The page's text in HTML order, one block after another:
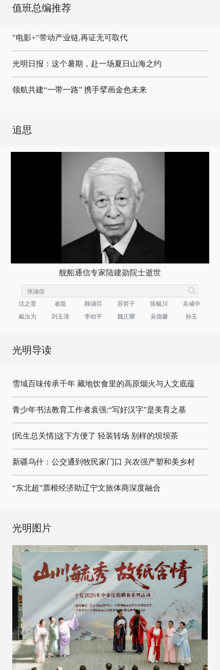
值班总编推荐
"电影+"带动产业链,再证无可取代
光明日报：这个暑期，赴一场夏日山海之约
领航共建“一带一路” 携手擘画金色未来
追思
舰船通信专家陆建勋院士逝世
沈之荃 崔崑 顾诵芬 苏哲子 陈毓川
吴咸中
戴汝为
刘玉清 李幼平 魏正耀 吴德馨 孙玉
光明导读
雪域百味传承千年 藏地饮食里的高原烟火与人文底蕴
青少年书法教育工作者袁强:“写好汉字”是美育之基
[民生总关情]这下方便了 轻装转场 别样的坝坝茶
新疆乌什：公交通到牧民家门口 兴农强产塑和美乡村
“东北超”票根经济助辽宁文旅体商深度融合
光明图片